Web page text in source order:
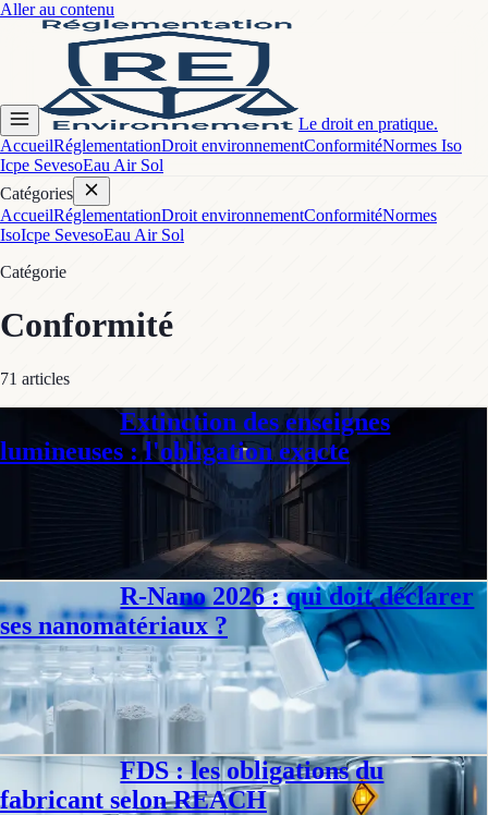
Aller au contenu
Le droit en pratique.
AccueilRéglementationDroit environnementConformitéNormes Iso
Icpe SevesoEau Air Sol
Catégories
AccueilRéglementationDroit environnementConformitéNormes
IsoIcpe SevesoEau Air Sol
Catégorie
Conformité
71 articles
Extinction des enseignes
lumineuses : l'obligation exacte
Enseigne ou publicité lumineuse : deux régimes, deux horaires, deux
sanctions. Le maire, pas le préfet, contrôle depuis 2024. Barème
·11
min
Conformité
R-Nano 2026 : qui doit déclarer
ses nanomatériaux ?
Déclaration R-Nano : seuil de 100 grammes par an, échéance du 1er
mai, contenu exact de l'annexe, sanctions. Et ce que change réellement
mai 2026.
Philippe D.
Conformité FDS : les obligations du
fabricant selon REACH